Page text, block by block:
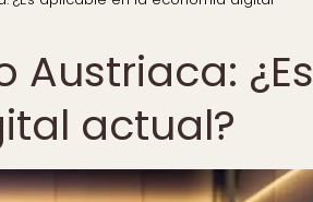
Austriaca: ¿Es
actual?